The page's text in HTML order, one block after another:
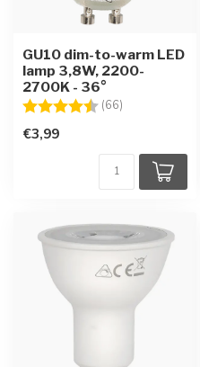
GU10 dim-to-warm LED
lamp 3,8W, 2200-
2700K - 36°
Beoordeling: (66)
€3,99